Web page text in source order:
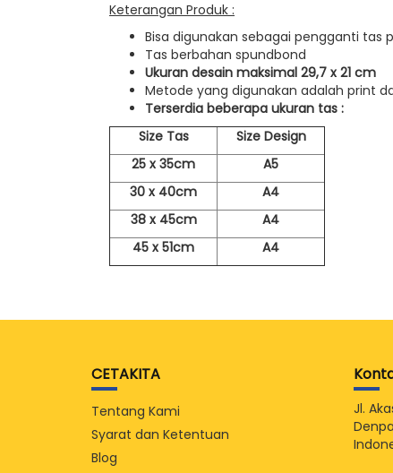
Keterangan Produk :
Bisa digunakan sebagai pengganti tas
Tas berbahan spundbond
Ukuran desain maksimal 29,7 x 21 cm
Metode yang digunakan adalah print
Terserdia beberapa ukuran tas :
Size Tas
Size Design
25 x 35cm
A5
30 x 40cm
A4
38 x 45cm
A4
45 x 51cm
A4
CETAKITA
Tentang Kami
Syarat dan Ketentuan
Blog
Jl.